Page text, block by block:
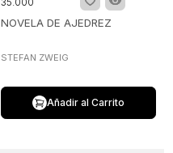
NOVELA DE AJEDREZ
STEFAN ZWEIG
Añadir al Carrito